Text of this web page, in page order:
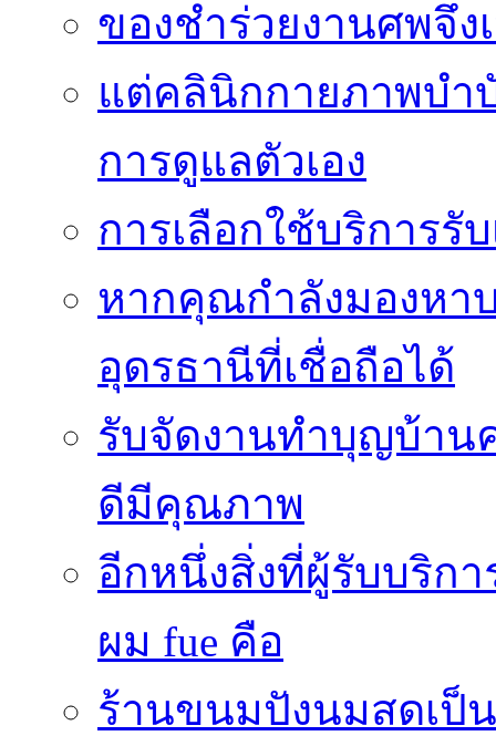
ของชำร่วยงานศพจึ
แต่คลินิกกายภาพบำ
การดูแลตัวเอง
การเลือกใช้บริการรั
หากคุณกำลังมองหา
อุดรธานีที่เชื่อถือได้
รับจัดงานทำบุญบ้าน
ดีมีคุณภาพ
อีกหนึ่งสิ่งที่ผู้รับบริก
ผม fue คือ
ร้านขนมปังนมสดเป็